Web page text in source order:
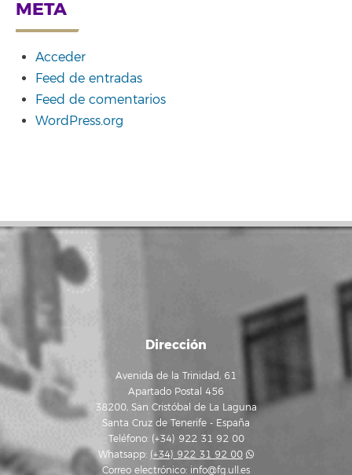
META
Acceder
Feed de entradas
Feed de comentarios
WordPress.org
Dirección
Avenida de la Trinidad, 61
Apartado Postal 456
38200, San Cristóbal de La Laguna
Santa Cruz de Tenerife - España
Teléfono: (+34) 922 31 92 00
Whatsapp: (+34) 922 31 92 00
Correo electrónico: info@fg.ull.es